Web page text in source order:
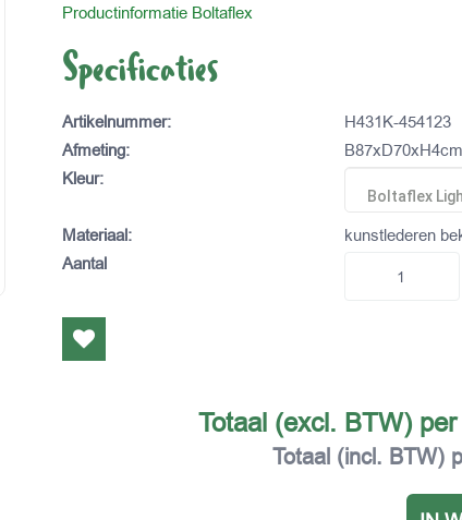
Productinformatie Boltaflex
Specificaties
Artikelnummer:
H431K-454123
Afmeting:
B87xD70xH4cm
Kleur:
Boltaflex
Materiaal:
kunstlederen
Aantal
Totaal (excl. BTW)
Totaal (incl. BTW)